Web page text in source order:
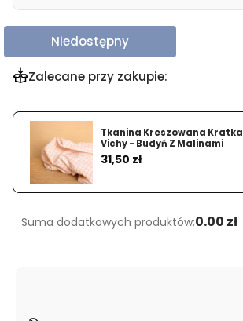
Niedostępny
Zalecane przy zakupie:
Tkanina Kreszowana Kratka
Vichy - Budyń Z Malinami
Cena
31,50 zł
Suma dodatkowych produktów:0.00 zł